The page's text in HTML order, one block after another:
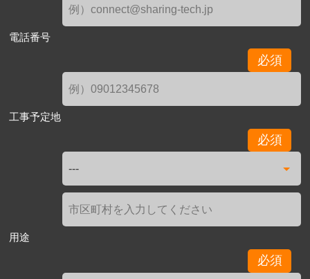
電話番号
必須
工事予定地
必須
用途
必須